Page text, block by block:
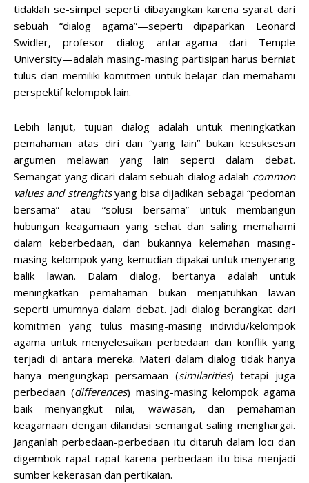
tidaklah se-simpel seperti dibayangkan karena syarat dari
sebuah “dialog agama”—seperti dipaparkan Leonard
Swidler, profesor dialog antar-agama dari Temple
University—adalah masing-masing partisipan harus berniat
tulus dan memiliki komitmen untuk belajar dan memahami
perspektif kelompok lain.
Lebih lanjut, tujuan dialog adalah untuk meningkatkan
pemahaman atas diri dan “yang lain” bukan kesuksesan
argumen melawan yang lain seperti dalam debat.
Semangat yang dicari dalam sebuah dialog adalah common
values and strenghtsyang bisa dijadikan sebagai “pedoman
bersama” atau “solusi bersama” untuk membangun
hubungan keagamaan yang sehat dan saling memahami
dalam keberbedaan, dan bukannya kelemahan masing-
masing kelompok yang kemudian dipakai untuk menyerang
balik lawan. Dalam dialog, bertanya adalah untuk
meningkatkan pemahaman bukan menjatuhkan lawan
seperti umumnya dalam debat. Jadi dialog berangkat dari
komitmen yang tulus masing-masing individu/kelompok
agama untuk menyelesaikan perbedaan dan konflik yang
terjadi di antara mereka. Materi dalam dialog tidak hanya
hanya mengungkap persamaan (similarities) tetapi juga
perbedaan (differences) masing-masing kelompok agama
baik menyangkut nilai, wawasan, dan pemahaman
keagamaan dengan dilandasi semangat saling menghargai.
Janganlah perbedaan-perbedaan itu ditaruh dalam loci dan
digembok rapat-rapat karena perbedaan itu bisa menjadi
sumber kekerasan dan pertikaian.